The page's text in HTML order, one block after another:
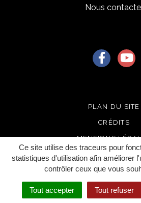
Ce site utilise des traceurs pour
statistiques d'utilisation afin améliorer
contrôler ceux que vous
Tout accepter Tout refuser
Nous
Lien
PLAN DU SITE
CRÉDITS
MENTIONS
ACCESSIBILITÉ
GERER LES